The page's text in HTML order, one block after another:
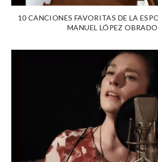
10 CANCIONES FAVORITAS DE LA
MANUEL LÓPEZ